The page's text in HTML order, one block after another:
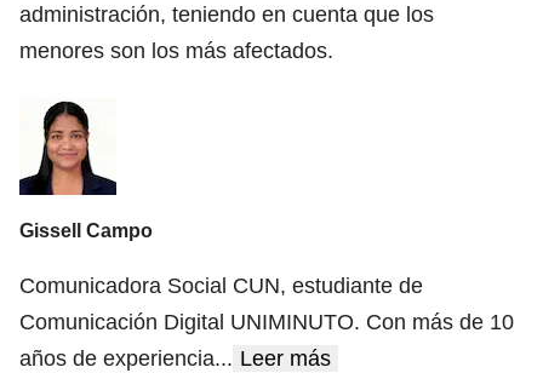
administración, teniendo en cuenta que los
menores son los más afectados.
Gissell Campo
Comunicadora Social CUN, estudiante de
Comunicación Digital UNIMINUTO. Con más de 10
años de experiencia... Leer más